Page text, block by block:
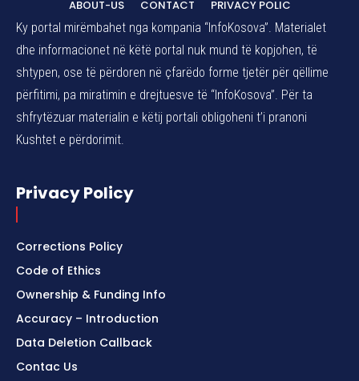
ABOUT-US CONTACT
PRIVACY POLIC
Ky portal mirëmbahet nga kompania “InfoKosova”. Materialet
dhe informacionet në këtë portal nuk mund të kopjohen, të
shtypen, ose të përdoren në çfarëdo forme tjetër për qëllime
përfitimi, pa miratimin e drejtuesve të “InfoKosova”. Për ta
shfrytëzuar materialin e këtij portali obligoheni t’i pranoni
Kushtet e përdorimit.
Privacy Policy
Corrections Policy
Code of Ethics
Ownership & Funding Info
Accuracy – Introduction
Data Deletion Callback
Contac Us